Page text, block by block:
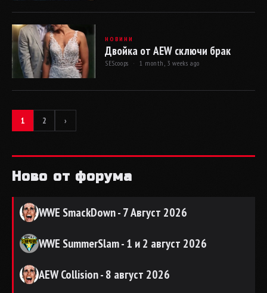
НОВИНИ
Двойка от AEW сключи брак
SEScoops · 1 month, 3 weeks ago
1 2 ›
Ново от форума
WWE SmackDown - 7 Август 2026
WWE SummerSlam - 1 и 2 август 2026
AEW Collision - 8 август 2026